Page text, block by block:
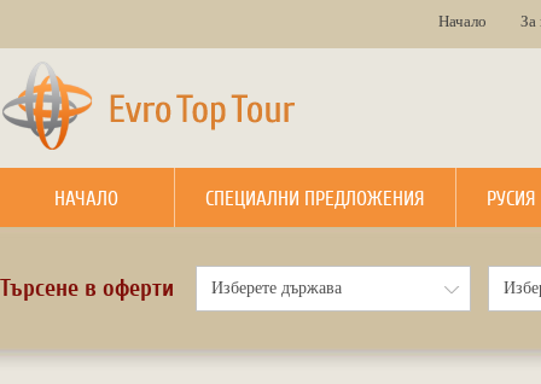
Начало За
НАЧАЛО СПЕЦИАЛНИ ПРЕДЛОЖЕНИЯ РУСИЯ
Търсене в оферти